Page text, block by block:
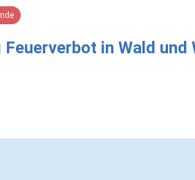
in Wald und